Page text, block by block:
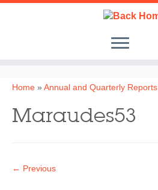
Skip
Home » Annual and Quarterly Reports
Maraudes53
← Previous